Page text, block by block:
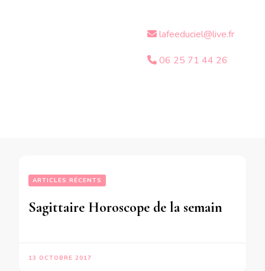
lafeeduciel@live.fr
06 25 71 44 26
ARTICLES RÉCENTS
13 OCTOBRE 2017